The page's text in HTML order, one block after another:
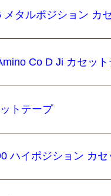
タルポジション カ
Co D Ji カセッ
トテープ
ハイポジション カ